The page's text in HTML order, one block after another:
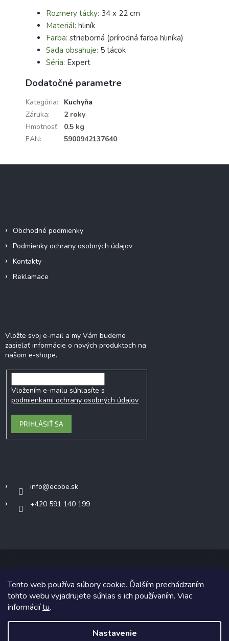
Tento web používa súbory cookie. Ďalším prechádzaním
tohto webu vyjadrujete súhlas s ich používaním. Viac
informáciítu.
Nastavenie
Rozmery tácky: 34 x 22 cm
Materiál: hliník
Farba: strieborná (prírodná farba hliníka)
Sada obsahuje: 5 tácok
Séria: Expert
Dodatočné parametre
Kategória:
Kuchyňa
Záruka:
2 roky
Hmotnosť:
0.5 kg
EAN: 5900942137640
Obchodné podmienky
Podmienky ochrany osobných údajov
Kontakty
Reklamace
Vložte svoj e-mail a my Vám budeme
zasielať informácie o nových produktoch na
našom e-shope.
Vložením e-mailu súhlasíte s
podmienkami ochrany osobných údajov
PRIHLÁSIŤ SA
info@ecobe.sk
+420 591 140 199
Copyright 2026Ecobe.sk. Všetky práva vyhradené.
Grafický návrh vytvoril a na Shoptet implementoval
Shoptetak.cz.